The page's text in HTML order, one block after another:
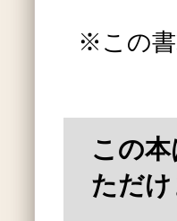
※この書
この
ただけ